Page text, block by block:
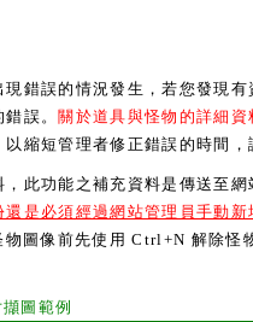
錯誤的情況發生，若您發現有
誤。 關於道具與怪物的詳細資
以縮短管理者修正錯誤的時間，
功能之補充資料是傳送至網
是必須經過網站管理員手動新
圖像前先使用 Ctrl+N 解除怪
圖範例